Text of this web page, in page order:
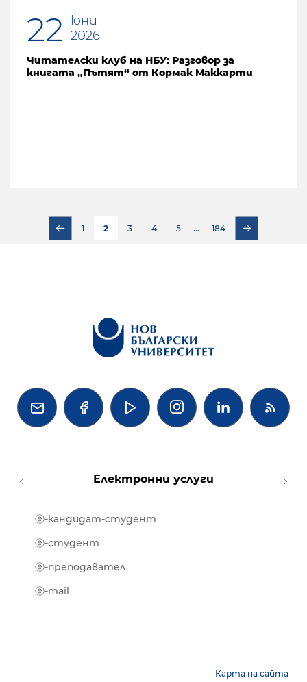
22
юни
2026
Читателски клуб на НБУ: Разговор за
книгата „Пътят“ от Кормак Маккарти
1 2 3 4 5 ... 184
   
Електронни услуги
ⓔ-кандидат-студент
ⓔ-студент
ⓔ-преподавател
ⓔ-mail
Карта на сайта